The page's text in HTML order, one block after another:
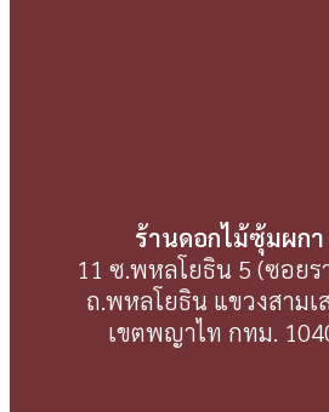
ร้านดอกไม้ซุ้มผกา
11 ซ.พหลโยธิน 5 (ซอยร
ถ.พหลโยธิน แขวงสามเ
เขตพญาไท กทม.